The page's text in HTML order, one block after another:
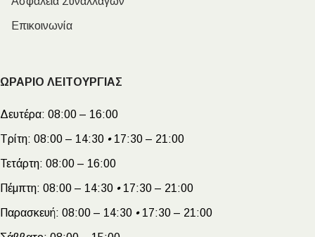
Επικοινωνία
ΩΡΑΡΙΟ ΛΕΙΤΟΥΡΓΙΑΣ
Δευτέρα: 08:00 – 16:00
Τρίτη: 08:00 – 14:30 •17:30 – 21:00
Τετάρτη: 08:00 – 16:00
Πέμπτη: 08:00 – 14:30 •17:30 – 21:00
Παρασκευή: 08:00 – 14:30 •17:30 – 21:00